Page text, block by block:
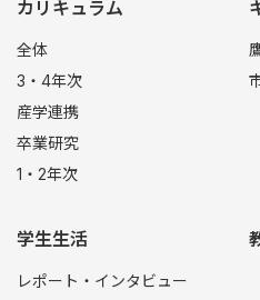
カリキュラム
全体
3・4年次
産学連携
卒業研究
1・2年次
学生生活
レポート・インタビュー